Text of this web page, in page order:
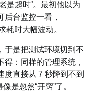
是超时”。最初他以为
后台监控一看，
耗时大幅波动。
于是把测试环境切到不
得：同样的管理系统，
度直接从 7 秒降到不到
是忽然“开窍”了。